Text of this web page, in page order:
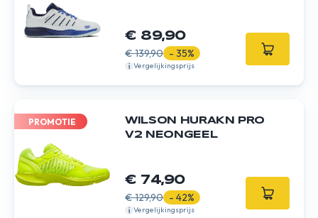
€ 89,90
€ 139,90 - 35%
Vergelijkingsprijs
PROMOTIE
WILSON HURAKN PRO
V2 NEONGEEL
€ 74,90
€ 129,90 - 42%
Vergelijkingsprijs